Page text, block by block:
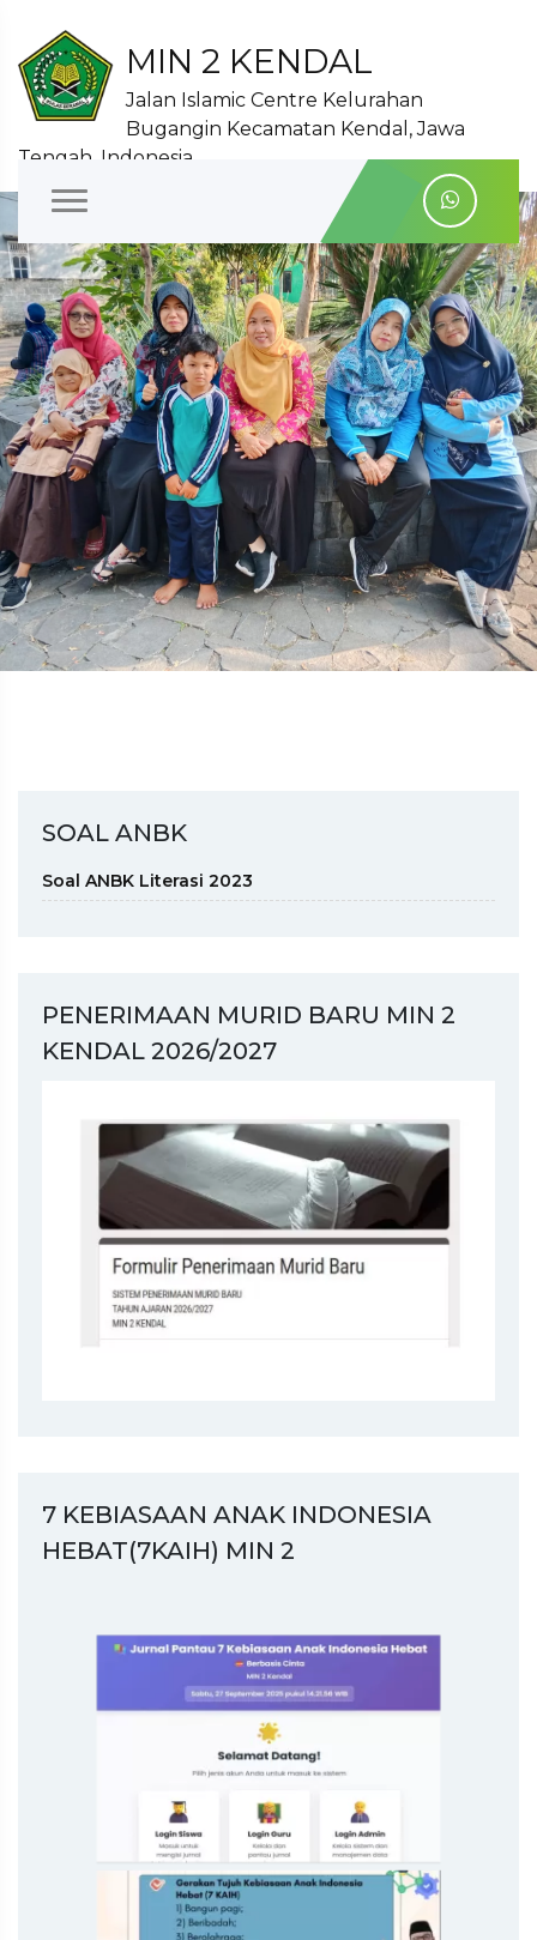
MIN 2 KENDAL
Jalan Islamic Centre Kelurahan
Bugangin Kecamatan Kendal, Jawa
Tengah, Indonesia
Outing Class
Selengkapnya
SOAL ANBK
Soal ANBK Literasi 2023
PENERIMAAN MURID BARU MIN 2
KENDAL 2026/2027
7 KEBIASAAN ANAK INDONESIA
HEBAT(7KAIH) MIN 2